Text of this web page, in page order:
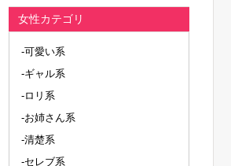
女性カテゴリ
-可愛い系
-ギャル系
-ロリ系
-お姉さん系
-清楚系
-セレブ系